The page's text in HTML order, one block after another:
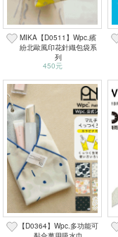
MIKA【D0511】Wpc.繽
紛北歐風印花針織包袋系
列
450元
【D0364】Wpc.多功能可